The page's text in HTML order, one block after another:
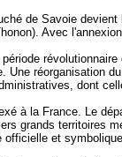
de Savoie
Avec
réorganisation
dont
à la France. Le
grands territoires
officielle et